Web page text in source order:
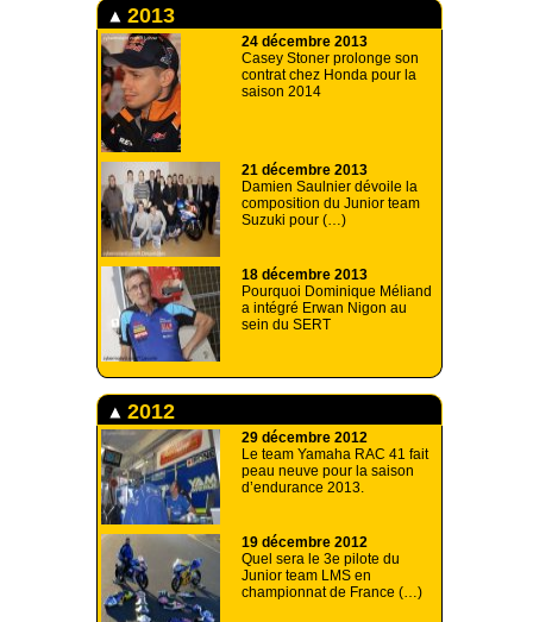
2013
24 décembre 2013
Casey Stoner prolonge son
contrat chez Honda pour la
saison 2014
21 décembre 2013
Damien Saulnier dévoile la
composition du Junior team
Suzuki pour (…)
18 décembre 2013
Pourquoi Dominique Méliand
a intégré Erwan Nigon au
sein du SERT
2012
29 décembre 2012
Le team Yamaha RAC 41 fait
peau neuve pour la saison
d’endurance 2013.
19 décembre 2012
Quel sera le 3e pilote du
Junior team LMS en
championnat de France (…)